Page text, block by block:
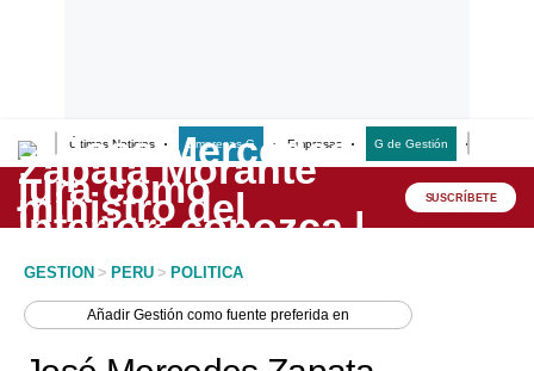
Últimas Noticias Empresas G Empresas G de Gestión
Lo último
Peru Quiosco SUSCRÍBETE
GESTION > PERU > POLITICA
AñadirGestión como fuente preferida en